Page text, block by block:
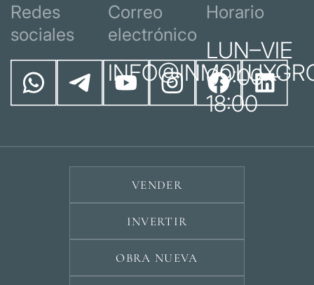
Redes
sociales
Correo
electrónico
Horario
LUN–VIE
09:00 –
18:00
VENDER
INVERTIR
OBRA NUEVA